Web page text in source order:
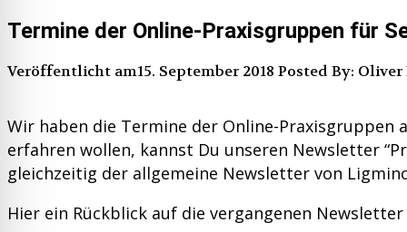
Termine der Online-Praxisgruppen für
Veröffentlicht am15. September 2018 Posted By: Oliver
Wir haben die Termine der Online-
erfahren wollen, kannst Du unseren Newsletter
gleichzeitig der allgemeine Newsletter von
Hier ein Rückblick auf die vergangenen